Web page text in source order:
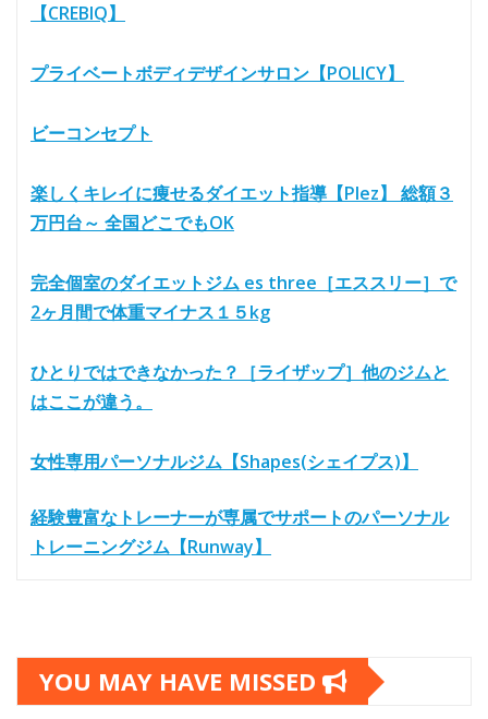
【CREBIQ】
プライベートボディデザインサロン【POLICY】
ビーコンセプト
楽しくキレイに痩せるダイエット指導【Plez】 総額３
万円台～ 全国どこでもOK
完全個室のダイエットジム es three［エススリー］で
2ヶ月間で体重マイナス１５kg
ひとりではできなかった？［ライザップ］他のジムと
はここが違う。
女性専用パーソナルジム【Shapes(シェイプス)】
経験豊富なトレーナーが専属でサポートのパーソナル
トレーニングジム【Runway】
YOU MAY HAVE MISSED